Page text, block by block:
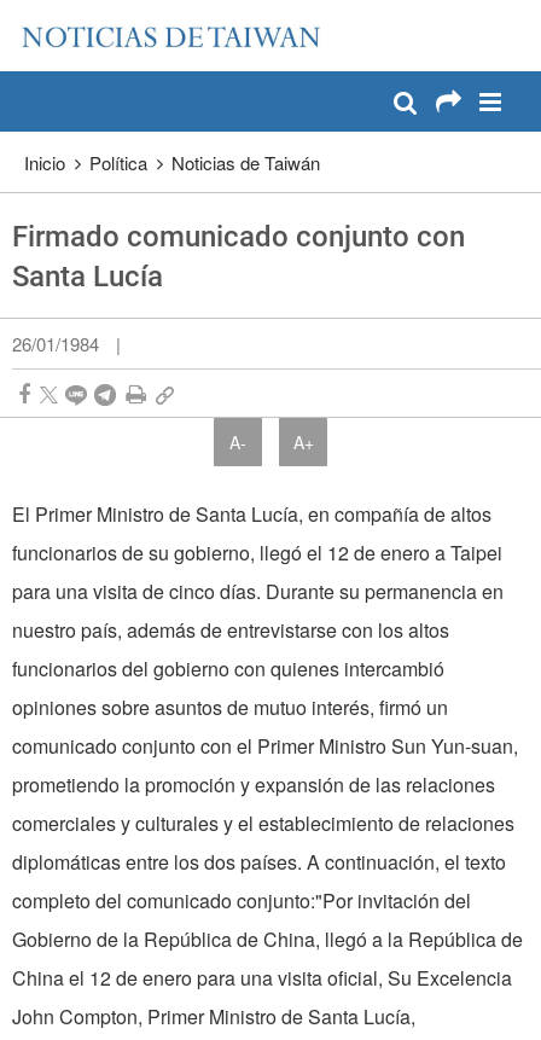
Pase a contenido principal
Inicio Política Noticias de Taiwán
Firmado comunicado conjunto con
Santa Lucía
26/01/1984 |
A- A+
El Primer Ministro de Santa Lucía, en compañía de altos
funcionarios de su gobierno, llegó el 12 de enero a Taipei
para una visita de cinco días. Durante su permanencia en
nuestro país, además de entrevistarse con los altos
funcionarios del gobierno con quienes intercambió
opiniones sobre asuntos de mutuo interés, firmó un
comunicado conjunto con el Primer Ministro Sun Yun-suan,
prometiendo la promoción y expansión de las relaciones
comerciales y culturales y el establecimiento de relaciones
diplomáticas entre los dos países. A continuación, el texto
completo del comunicado conjunto:"Por invitación del
Gobierno de la República de China, llegó a la República de
China el 12 de enero para una visita oficial, Su Excelencia
John Compton, Primer Ministro de Santa Lucía,